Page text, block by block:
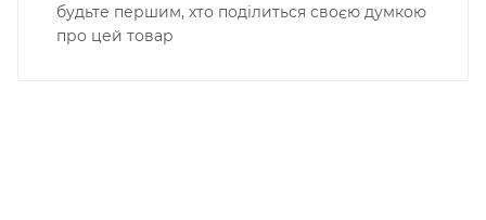
будьте першим, хто поділиться своєю думкою
про цей товар